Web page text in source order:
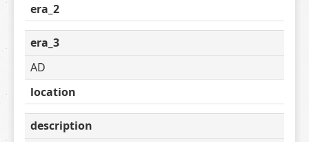
era_2
era_3
AD
location
description